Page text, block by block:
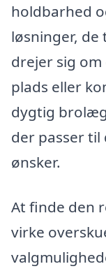
holdbarhed
løsninger, de
drejer sig
plads eller
dygtig
der passer til
ønsker.
At finde den
virke